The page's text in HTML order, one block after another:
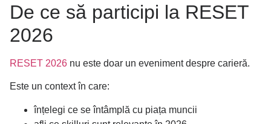
De ce să participi la RESET
2026
RESET 2026 nu este doar un eveniment despre carieră.
Este un context în care:
înțelegi ce se întâmplă cu piața muncii